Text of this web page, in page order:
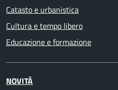
Catasto e urbanistica
Cultura e tempo libero
Educazione e formazione
NOVITÀ